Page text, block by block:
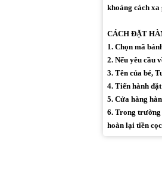
khoảng cách xa
CÁCH ĐẶT
1. Chọn mã
2. Nếu yêu cầu
3. Tên của bé,
4. Tiến hành
5. Cửa hàng
6. Trong trường
hoàn lại tiền